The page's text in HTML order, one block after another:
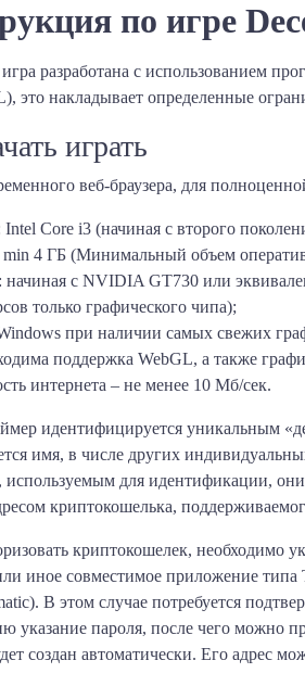
по игре
разработана с использованием
это накладывает определенные
играть
веб-браузера, для
Intel Core i3 (начиная с второго
4 ГБ (Минимальный объем
начиная с NVIDIA GT730 или
только графического чипа);
при наличии самых свежих
поддержка WebGL, а также
интернета – не менее 10 Мб/сек.
идентифицируется уникальным
имя, в числе других
используемым для идентификации,
криптокошелька,
криптокошелек, необходимо
иное совместимое приложение типа
В этом случае потребуется
указание пароля, после чего можно
создан автоматически. Его адрес